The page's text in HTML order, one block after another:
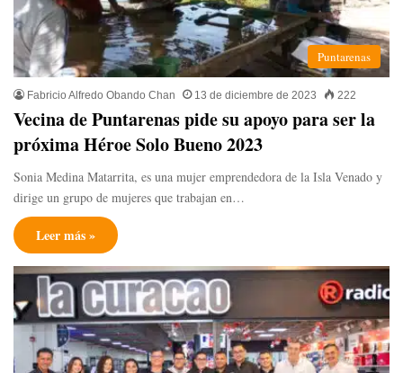
Puntarenas
Fabricio Alfredo Obando Chan 13 de diciembre de 2023 222
Vecina de Puntarenas pide su apoyo para ser la
próxima Héroe Solo Bueno 2023
Sonia Medina Matarrita, es una mujer emprendedora de la Isla Venado y
dirige un grupo de mujeres que trabajan en…
Leer más »